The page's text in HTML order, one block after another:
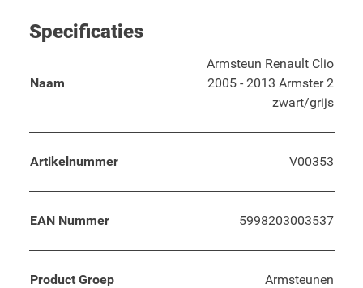
Specificaties
Naam
Armsteun Renault Clio
2005 - 2013 Armster 2
zwart/grijs
Artikelnummer V00353
EAN Nummer 5998203003537
Product Groep Armsteunen